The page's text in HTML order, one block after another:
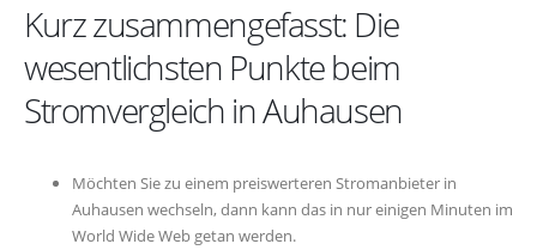
Kurz zusammengefasst: Die
wesentlichsten Punkte beim
Stromvergleich in Auhausen
Möchten Sie zu einem preiswerteren Stromanbieter in
Auhausen wechseln, dann kann das in nur einigen Minuten im
World Wide Web getan werden.